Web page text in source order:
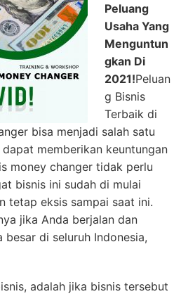
Peluang
Usaha Yang
Menguntun
gkan Di
2021!Peluan
g Bisnis
Terbaik di
bisa menjadi salah satu
memberikan keuntungan
money changer tidak perlu
bisnis ini sudah di mulai
tetap eksis sampai saat ini.
jika Anda berjalan dan
di seluruh Indonesia,
adalah jika bisnis tersebut